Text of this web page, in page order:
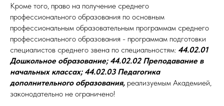
Кроме того, право на получение среднего
профессионального образования по основным
профессиональным образовательным программам среднего
профессионального образования - программам подготовки
специалистов среднего звена по специальностям: 44.02.01
Дошкольное образование; 44.02.02 Преподавание в
начальных классах; 44.02.03 Педагогика
дополнительного образования, реализуемым Академией,
законодательно не ограничено!